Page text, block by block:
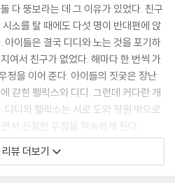
다 뚱보라는 데 그 이유가 있었다. 친구
소를 탈 때에도 다섯 명이 반대편에 앉
아이들은 결국 디디와 노는 것을 포기하
여서 친구가 없었다. 해마다 한 번씩 가
정을 이어 준다. 아이들의 짓궂은 장난
갇힌 펠릭스와 디디. 그런데 커다란 개
디디와 펠릭스는 서로 도와 정원 밖으로
서 진정한 우정을 약속하게 된다.
갔고, 쉬는 시간에도 항상 붙어 다였으
뷰 더보기